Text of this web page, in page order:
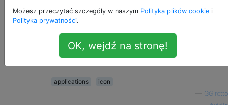
dlaczego. Próbowałem zrestartować system
potem ikona zniknęła.
applications
icon
GGirotto
Możesz przeczytać szczegóły w naszym Polityka plików cookie i
Polityka prywatności.
OK, wejdź na stronę!